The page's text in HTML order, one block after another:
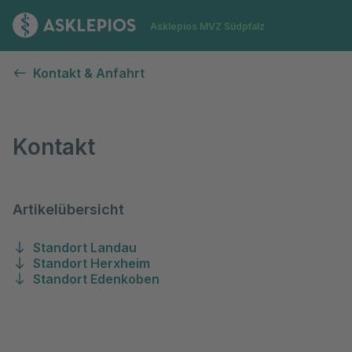
Zur Startseite
Asklepios MVZ Südpfalz
Kontakt & Anfahrt
Kontakt
Artikelübersicht
Standort Landau
Standort Herxheim
Standort Edenkoben